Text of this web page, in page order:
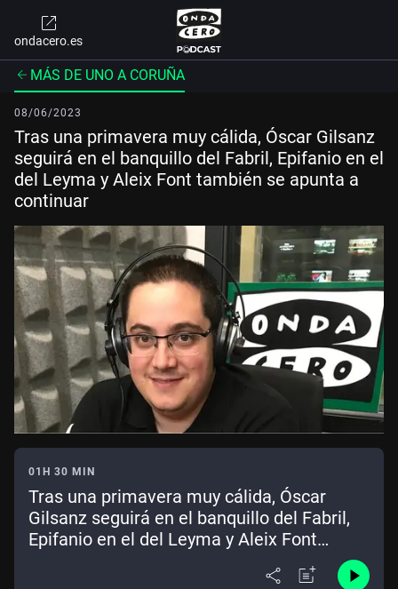
ondacero.es
MÁS DE UNO A CORUÑA
08/06/2023
Tras una primavera muy cálida, Óscar Gilsanz
seguirá en el banquillo del Fabril, Epifanio en el
del Leyma y Aleix Font también se apunta a
continuar
01H 30 MIN
Tras una primavera muy cálida, Óscar
Gilsanz seguirá en el banquillo del Fabril,
Epifanio en el del Leyma y Aleix Font